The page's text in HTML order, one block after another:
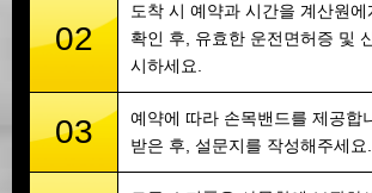
02
도착 시 예약과 시간을 계산원
확인 후, 유효한 운전면허증 및
시하세요.
03
예약에 따라 손목밴드를 제공합
받은 후, 설문지를 작성해주세요.